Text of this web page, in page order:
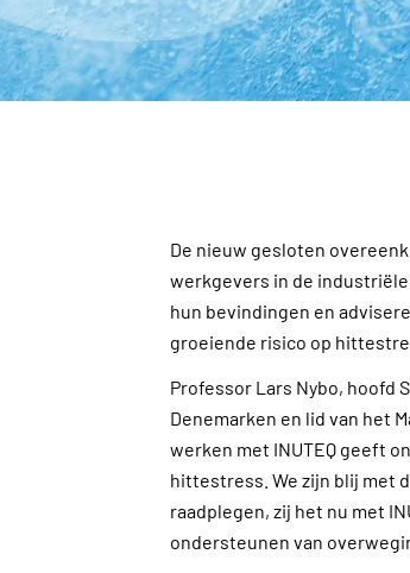
De nieuw gesloten
werkgevers in de
hun bevindingen en
groeiende risico op
Professor Lars Nybo, hoofd
Denemarken en lid van het
werken met INUTEQ geeft
hittestress. We zijn blij met
raadplegen, zij het nu met
ondersteunen van